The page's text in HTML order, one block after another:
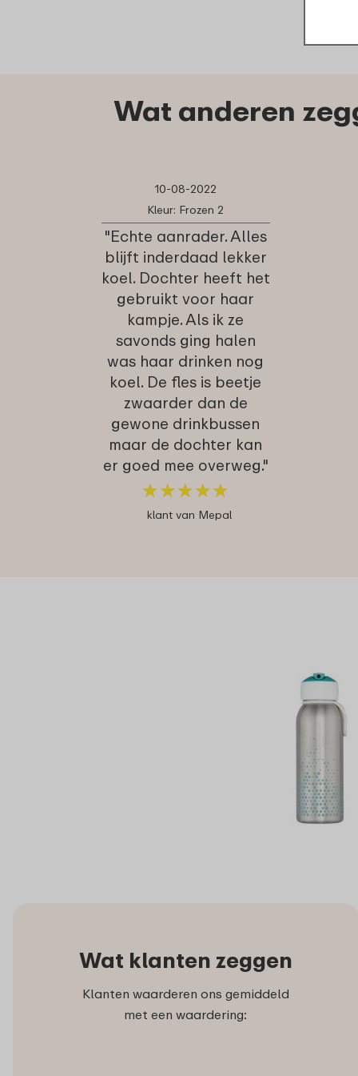
Wat anderen
10-08-2022
Kleur: Frozen 2
"Echte aanrader. Alles
blijft inderdaad lekker
koel. Dochter heeft het
gebruikt voor haar
kampje. Als ik ze
savonds ging halen
was haar drinken nog
koel. De fles is beetje
zwaarder dan de
gewone drinkbussen
maar de dochter kan
er goed mee overweg."
★★★★★
★★★★★
klant van Mepal
Wat klanten zeggen
Klanten waarderen ons gemiddeld
met een waardering: